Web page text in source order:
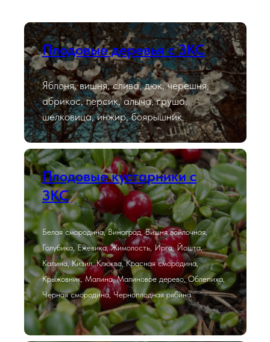
Плодовые деревья с ЗКС
Яблоня, вишня, слива, дюк, черешня,
абрикос, персик, алыча, груша,
шелковица, инжир, боярышник.
Плодовые кустарники с
ЗКС
Белая смородина, Виноград, Вишня войлочная,
Голубика, Ежевика, Жимолость, Ирга, Йошта,
Калина, Кизил, Клюква, Красная смородина,
Крыжовник, Малина, Малиновое дерево, Облепиха,
Черная смородина, Черноплодная рябина.